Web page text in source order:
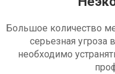
Большое количество
серьезная
необходимо